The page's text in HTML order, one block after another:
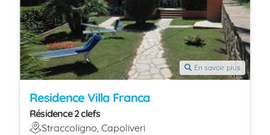
En savoir plus
Residence Villa Franca
Résidence 2 clefs
Straccoligno, Capoliveri